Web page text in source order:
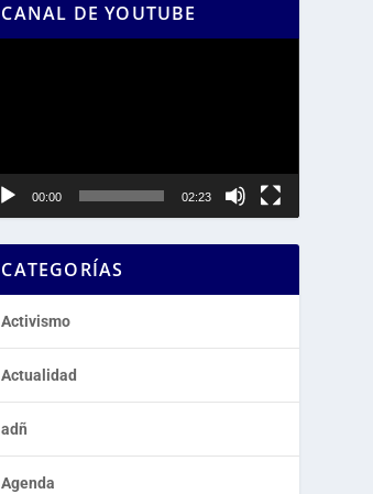
CANAL DE YOUTUBE
00:00 02:23
CATEGORÍAS
Activismo
Actualidad
adñ
Agenda